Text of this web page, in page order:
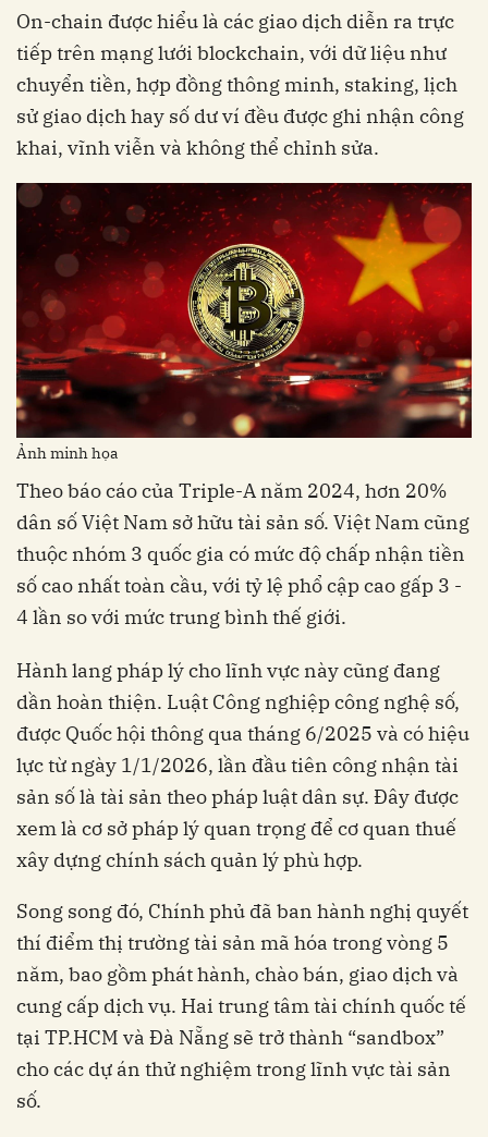
On-chain được hiểu là các giao dịch diễn ra trực
tiếp trên mạng lưới blockchain, với dữ liệu như
chuyển tiền, hợp đồng thông minh, staking, lịch
sử giao dịch hay số dư ví đều được ghi nhận công
khai, vĩnh viễn và không thể chỉnh sửa.
Ảnh minh họa
Theo báo cáo của Triple-A năm 2024, hơn 20%
dân số Việt Nam sở hữu tài sản số. Việt Nam cũng
thuộc nhóm 3 quốc gia có mức độ chấp nhận tiền
số cao nhất toàn cầu, với tỷ lệ phổ cập cao gấp 3 -
4 lần so với mức trung bình thế giới.
Hành lang pháp lý cho lĩnh vực này cũng đang
dần hoàn thiện. Luật Công nghiệp công nghệ số,
được Quốc hội thông qua tháng 6/2025 và có hiệu
lực từ ngày 1/1/2026, lần đầu tiên công nhận tài
sản số là tài sản theo pháp luật dân sự. Đây được
xem là cơ sở pháp lý quan trọng để cơ quan thuế
xây dựng chính sách quản lý phù hợp.
Song song đó, Chính phủ đã ban hành nghị quyết
thí điểm thị trường tài sản mã hóa trong vòng 5
năm, bao gồm phát hành, chào bán, giao dịch và
cung cấp dịch vụ. Hai trung tâm tài chính quốc tế
tại TP.HCM và Đà Nẵng sẽ trở thành “sandbox”
cho các dự án thử nghiệm trong lĩnh vực tài sản
số.